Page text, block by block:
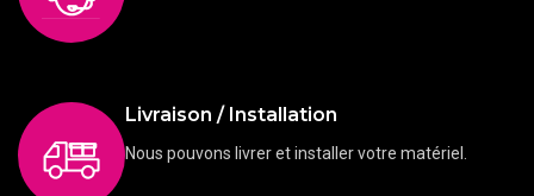
Livraison / Installation
Nous pouvons livrer et installer votre matériel.